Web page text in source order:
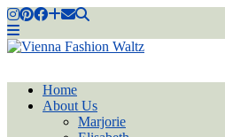
Home
About Us
Marjorie